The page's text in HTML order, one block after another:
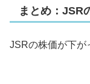
まとめ：JSR
JSRの株価が下が